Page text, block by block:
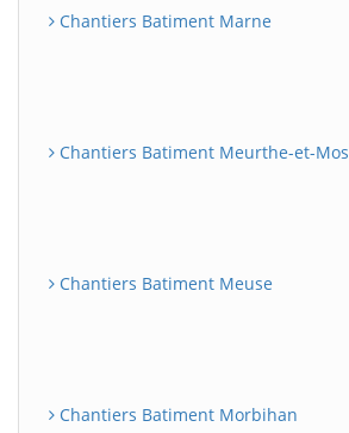
Chantiers Batiment Marne
Chantiers Batiment Meurthe-et-
Chantiers Batiment Meuse
Chantiers Batiment Morbihan